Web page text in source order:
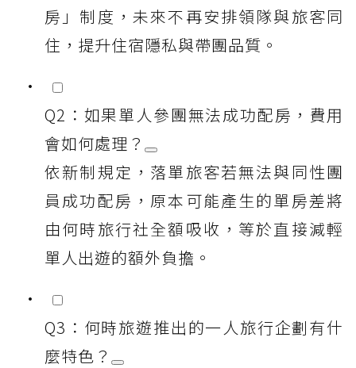
房」制度，未來不再安排領隊與旅客同
住，提升住宿隱私與帶團品質。
Q2：如果單人參團無法成功配房，費用
會如何處理？
依新制規定，落單旅客若無法與同性團
員成功配房，原本可能產生的單房差將
由何時旅行社全額吸收，等於直接減輕
單人出遊的額外負擔。
Q3：何時旅遊推出的一人旅行企劃有什
麼特色？